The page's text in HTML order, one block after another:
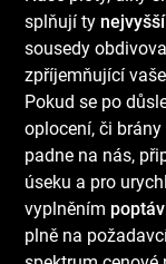
splňují ty
sousedy
zpříjemňující
Pokud se po
oplocení, či
padne na nás,
úseku a pro
vyplněním
plně na